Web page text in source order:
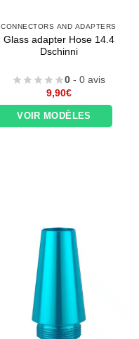
CONNECTORS AND ADAPTERS
Glass adapter Hose 14.4
Dschinni
0 - 0 avis
9,90€
VOIR MODÈLES